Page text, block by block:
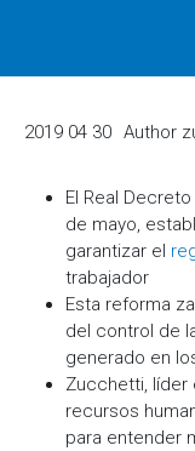
2019 04 30 Author
El Real
de mayo,
garantizar el
trabajador
Esta reforma
del control de
generado en
Zucchetti, líder
recursos
para entender